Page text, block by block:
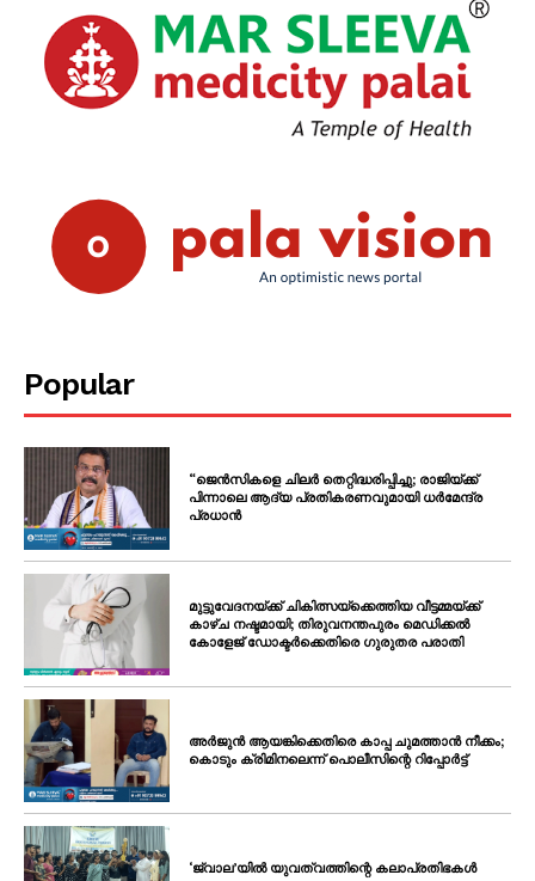
Popular
“ജെൻസികളെ ചിലർ തെറ്റിദ്ധരിപ്പിച്ചു; രാജിയ്ക്ക്
പിന്നാലെ ആദ്യ പ്രതികരണവുമായി ധർമേന്ദ്ര
പ്രധാൻ
മുട്ടുവേദനയ്ക്ക് ചികിത്സയ്‌ക്കെത്തിയ വീട്ടമ്മയ്ക്ക്
കാഴ്ച നഷ്ടമായി; തിരുവനന്തപുരം മെഡിക്കൽ
കോളേജ് ഡോക്ടർക്കെതിരെ ഗുരുതര പരാതി
അർജുൻ ആയങ്കിക്കെതിരെ കാപ്പ ചുമത്താൻ നീക്കം;
കൊടും ക്രിമിനലെന്ന് പൊലീസിന്റെ റിപ്പോർട്ട്
‘ജ്വാല’യിൽ യുവത്വത്തിന്റെ കലാപ്രതിഭകൾ